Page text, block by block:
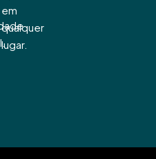
em
qualquer
lugar.